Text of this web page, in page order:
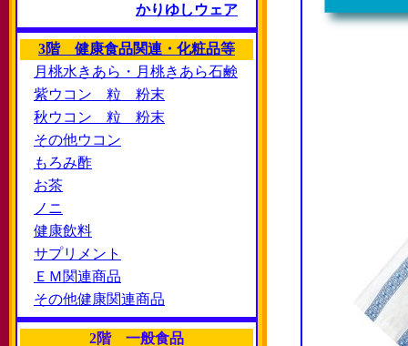
かりゆしウェア
3階 健康食品関連・化粧品等
月桃水きあら・月桃きあら石鹸
紫ウコン 粒 粉末
秋ウコン 粒 粉末
その他ウコン
もろみ酢
お茶
ノニ
健康飲料
サプリメント
ＥＭ関連商品
その他健康関連商品
2階 一般食品